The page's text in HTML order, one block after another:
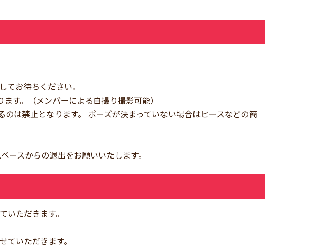
てお待ちください。
す。（メンバーによる自撮り撮影可能）
は禁止となります。 ポーズが決まっていない場合はピースなどの簡
ースからの退出をお願いいたします。
ただきます。
ていただきます。